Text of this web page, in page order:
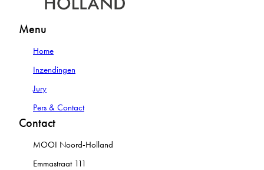
Menu
Home
Inzendingen
Jury
Pers & Contact
Contact
MOOI Noord-Holland
Emmastraat 111